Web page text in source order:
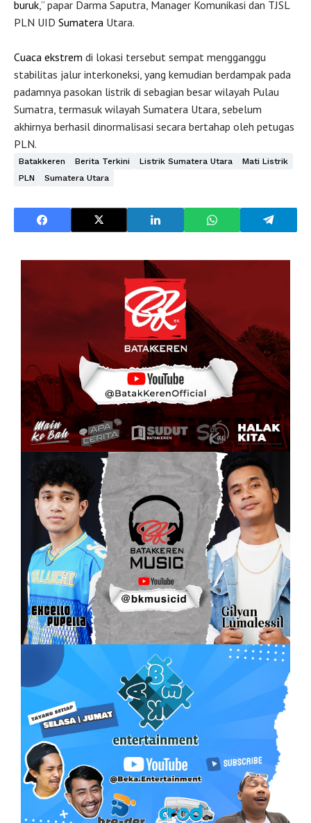
buruk,” papar Darma Saputra, Manager Komunikasi dan TJSL
PLN UID Sumatera Utara.
Cuaca ekstrem di lokasi tersebut sempat mengganggu
stabilitas jalur interkoneksi, yang kemudian berdampak pada
padamnya pasokan listrik di sebagian besar wilayah Pulau
Sumatra, termasuk wilayah Sumatera Utara, sebelum
akhirnya berhasil dinormalisasi secara bertahap oleh petugas
PLN.
Batakkeren Berita Terkini Listrik Sumatera Utara
Mati Listrik
PLN
Sumatera Utara